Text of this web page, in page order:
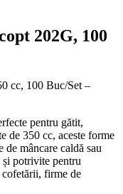
202G, 100
cc, 100 Buc/Set –
pentru gătit,
de 350 cc, aceste forme
mâncare caldă sau
și potrivite pentru
cofetării, firme de